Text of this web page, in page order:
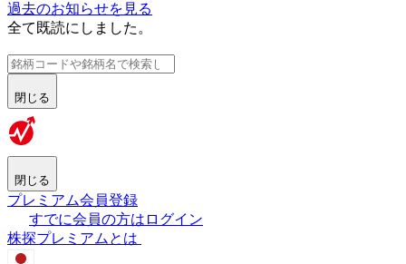
過去のお知らせを見る
全て既読にしました。
閉じる
閉じる
プレミアム会員登録
すでに会員の方はログイン
株探プレミアムとは